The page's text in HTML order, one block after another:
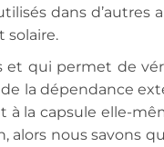
dans d’autres
solaire.
et qui permet de
la dépendance
à la capsule elle-
alors nous savons